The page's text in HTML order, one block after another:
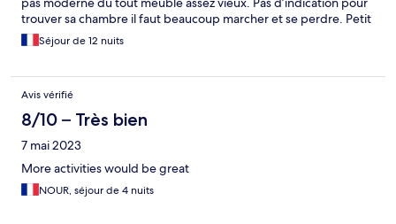
trouver sa chambre il faut beaucoup marcher et se perdre. Petit
déjeuner très basique pas beaucoup de choix si vous voulez une
omelette il faut payer 5€. Le seul truc positif c’est la vue vers la
mieux.
Séjour de 12 nuits
Avis vérifié
8/10 – Très bien
7 mai 2023
More activities would be great
NOUR, séjour de 4 nuits